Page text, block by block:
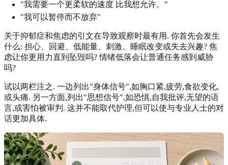
"我需要一个更柔软的速度 比我想允许。"
"我可以暂停而不放弃"
关于抑郁症和焦虑的引文在导致观察时最有用. 你首先会发生
什么: 担心、回避、低能量、刺激、睡眠改变或失去兴趣? 焦
虑让你更用力直到坠毁吗? 情绪低落会让普通任务感到威胁
吗?
试以两栏注之. 一边列出"身体信号",如胸口紧,疲劳,食欲变化,
或头痛. 另一方面,列出"思想信号",如恐惧,自我批评,无望的语
言,或害怕被审判. 这并不能取代护理,但可以使与专业人士的对
话更加具体.